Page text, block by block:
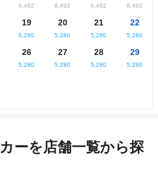
8,492 8,492 8,492 8,492
19
5,280
20
5,280
21
5,280
22
5,280
26
5,280
27
5,280
28
5,280
29
5,280
ーを店舗一覧から探